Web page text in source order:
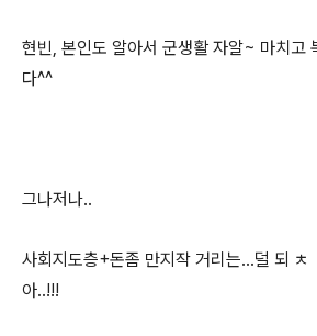
현빈, 본인도 알아서 군생활 자알~ 마치고
다^^
그나저나..
사회지도층+돈좀 만지작 거리는...덜 되 ㅊ
아..!!!